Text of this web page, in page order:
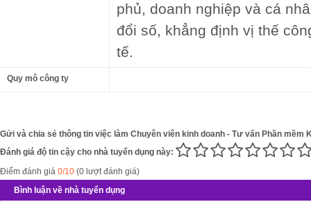
phủ, doanh nghiệp và cá
đổi số, khẳng định vị thế
tế.
Quy mô công ty
Gửi và chia sẻ thông tin việc làm Chuyên viên kinh doanh - Tư vấn Phần mềm
Đánh giá độ tin cậy cho nhà tuyển dụng này:
Điểm đánh giá 0/10 (0 lượt đánh giá)
Bình luận về nhà tuyển dụng